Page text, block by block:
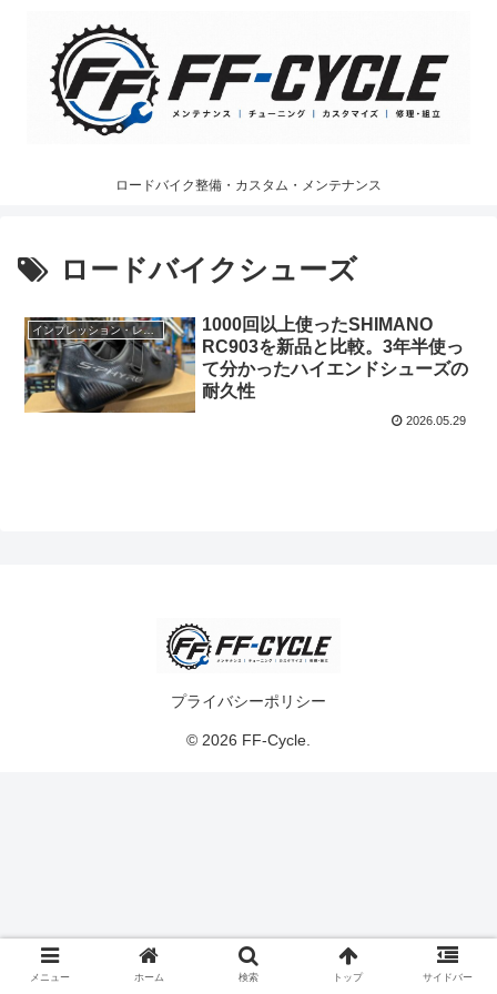
ロードバイク整備・カスタム・メンテナンス
ロードバイクシューズ
インプレッション・レビュー
1000回以上使ったSHIMANO
RC903を新品と比較。3年半使っ
て分かったハイエンドシューズの
耐久性
2026.05.29
プライバシーポリシー
© 2026 FF-Cycle.
メニュー ホーム 検索 トップ サイドバー